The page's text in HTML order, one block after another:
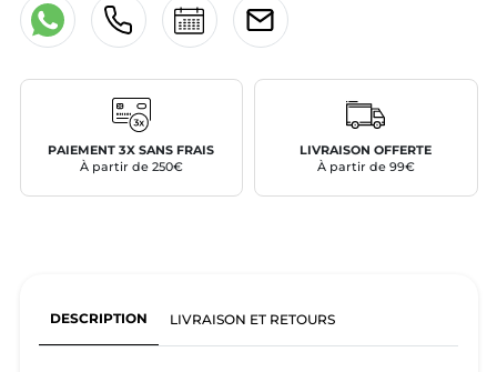
PAIEMENT 3X SANS FRAIS
À partir de 250€
LIVRAISON OFFERTE
À partir de 99€
DESCRIPTION LIVRAISON ET RETOURS